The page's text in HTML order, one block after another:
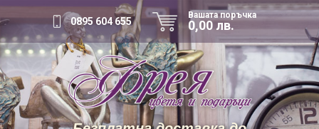
0895 604 655
Вашата поръчка
0,00 лв.